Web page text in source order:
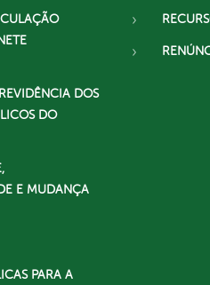
DOS
DO
E MUDANÇA
PARA A